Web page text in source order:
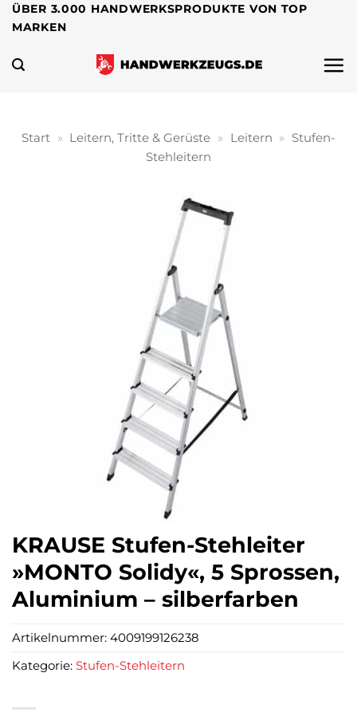
Zum
Inhalt
springen
ÜBER 3.000 HANDWERKSPRODUKTE VON TOP
MARKEN
Start » Leitern, Tritte & Gerüste » Leitern » Stufen-
Stehleitern
KRAUSE Stufen-Stehleiter
»MONTO Solidy«, 5 Sprossen,
Aluminium – silberfarben
Artikelnummer: 4009199126238
Kategorie: Stufen-Stehleitern